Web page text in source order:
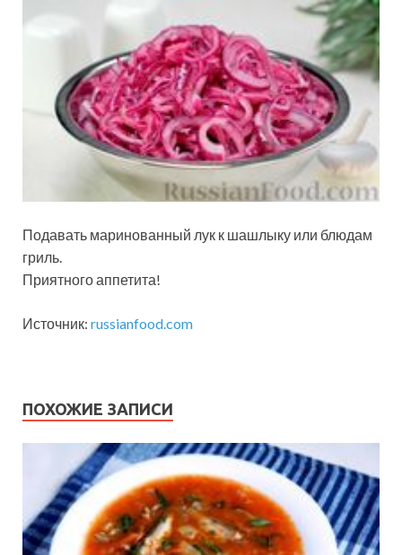
Подавать маринованный лук к шашлыку или блюдам
гриль.
Приятного аппетита!
Источник: russianfood.com
ПОХОЖИЕ ЗАПИСИ